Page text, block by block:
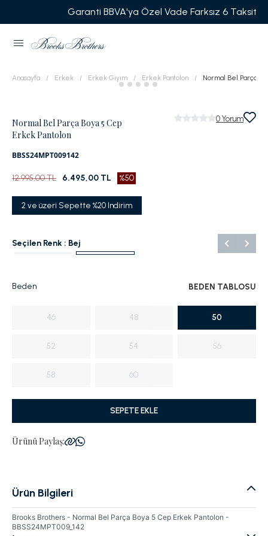
Garanti BBVA'ya Özel Vade Farksız 6 Taksit
Anasayfa Erkek Erkek Giyim Erkek Pantolon Normal Bel Parça
Normal Bel Parça Boya 5 Cep
Erkek Pantolon
BBSS24MPT009142
0 Yorum
12.995,00 TL 6.495,00 TL %50
2 ve üzeri Sepette %20 Indirim
Seçilen Renk : Bej
Beden BEDEN TABLOSU
46 48 50
52 54 56
58 60
SEPETE EKLE
Ürünü Paylaş:
Ürün Bilgileri
Brooks Brothers - Normal Bel Parça Boya 5 Cep Erkek Pantolon -
BBSS24MPT009_142